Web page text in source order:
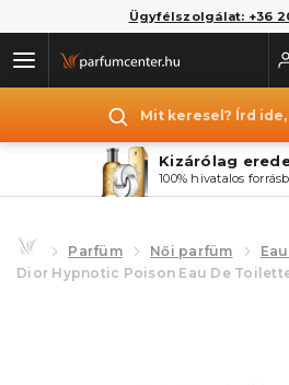
Ügyfélszolgálat: +36
Mit keresel? Írd
Kizárólag
100% hivatalos
Parfüm Női parfüm
Dior Hypnotic Poison Eau De